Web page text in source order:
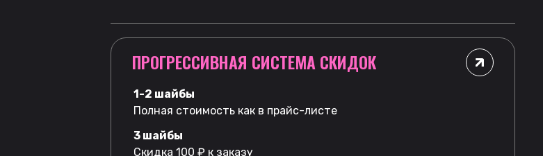
ПРОГРЕССИВНАЯ СИСТЕМА СКИДОК
1-2 шайбы
Полная стоимость как в прайс-листе
3 шайбы
Скидка 100 ₽ к заказу